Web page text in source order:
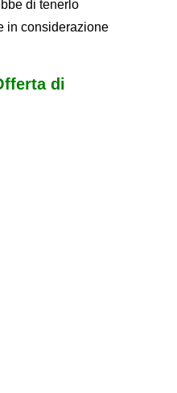
di tenerlo
in considerazione
di